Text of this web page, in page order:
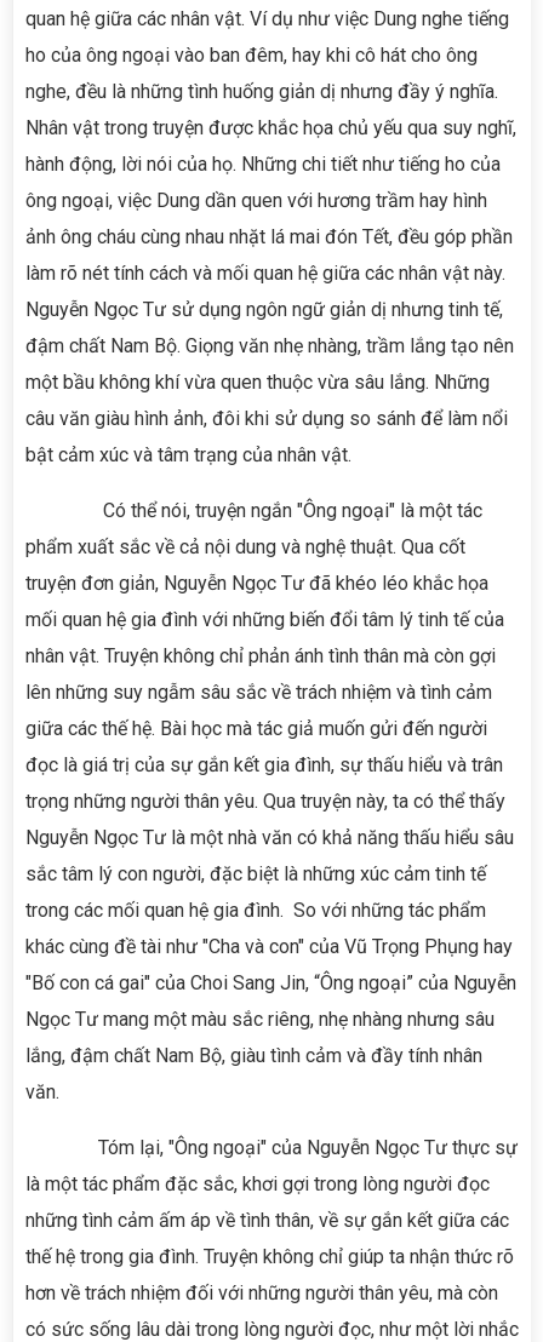
quan hệ giữa các nhân vật. Ví dụ như việc Dung nghe tiếng
ho của ông ngoại vào ban đêm, hay khi cô hát cho ông
nghe, đều là những tình huống giản dị nhưng đầy ý nghĩa.
Nhân vật trong truyện được khắc họa chủ yếu qua suy nghĩ,
hành động, lời nói của họ. Những chi tiết như tiếng ho của
ông ngoại, việc Dung dần quen với hương trầm hay hình
ảnh ông cháu cùng nhau nhặt lá mai đón Tết, đều góp phần
làm rõ nét tính cách và mối quan hệ giữa các nhân vật này.
Nguyễn Ngọc Tư sử dụng ngôn ngữ giản dị nhưng tinh tế,
đậm chất Nam Bộ. Giọng văn nhẹ nhàng, trầm lắng tạo nên
một bầu không khí vừa quen thuộc vừa sâu lắng. Những
câu văn giàu hình ảnh, đôi khi sử dụng so sánh để làm nổi
bật cảm xúc và tâm trạng của nhân vật.
Có thể nói, truyện ngắn "Ông ngoại" là một tác
phẩm xuất sắc về cả nội dung và nghệ thuật. Qua cốt
truyện đơn giản, Nguyễn Ngọc Tư đã khéo léo khắc họa
mối quan hệ gia đình với những biến đổi tâm lý tinh tế của
nhân vật. Truyện không chỉ phản ánh tình thân mà còn gợi
lên những suy ngẫm sâu sắc về trách nhiệm và tình cảm
giữa các thế hệ. Bài học mà tác giả muốn gửi đến người
đọc là giá trị của sự gắn kết gia đình, sự thấu hiểu và trân
trọng những người thân yêu. Qua truyện này, ta có thể thấy
Nguyễn Ngọc Tư là một nhà văn có khả năng thấu hiểu sâu
sắc tâm lý con người, đặc biệt là những xúc cảm tinh tế
trong các mối quan hệ gia đình. So với những tác phẩm
khác cùng đề tài như "Cha và con" của Vũ Trọng Phụng hay
"Bố con cá gai" của Choi Sang Jin, “Ông ngoại” của Nguyễn
Ngọc Tư mang một màu sắc riêng, nhẹ nhàng nhưng sâu
lắng, đậm chất Nam Bộ, giàu tình cảm và đầy tính nhân
văn.
Tóm lại, "Ông ngoại" của Nguyễn Ngọc Tư thực sự
là một tác phẩm đặc sắc, khơi gợi trong lòng người đọc
những tình cảm ấm áp về tình thân, về sự gắn kết giữa các
thế hệ trong gia đình. Truyện không chỉ giúp ta nhận thức rõ
hơn về trách nhiệm đối với những người thân yêu, mà còn
có sức sống lâu dài trong lòng người đọc, như một lời nhắc